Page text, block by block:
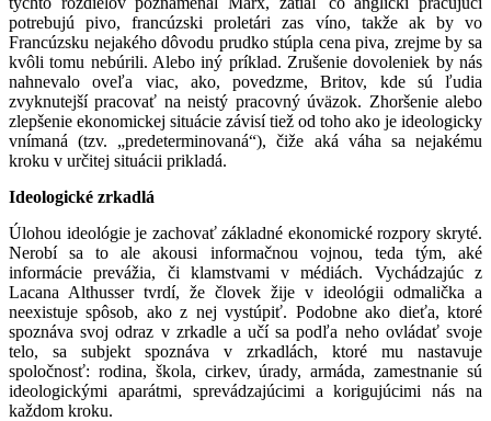
potrebujú pivo, francúzski proletári zas víno, takže ak by vo
Francúzsku nejakého dôvodu prudko stúpla cena piva, zrejme by sa
kvôli tomu nebúrili. Alebo iný príklad. Zrušenie dovoleniek by nás
nahnevalo oveľa viac, ako, povedzme, Britov, kde sú ľudia
zvyknutejší pracovať na neistý pracovný úväzok. Zhoršenie alebo
zlepšenie ekonomickej situácie závisí tiež od toho ako je ideologicky
vnímaná (tzv. „predeterminovaná“), čiže aká váha sa nejakému
kroku v určitej situácii prikladá.
Ideologické zrkadlá
Úlohou ideológie je zachovať základné ekonomické rozpory skryté.
Nerobí sa to ale akousi informačnou vojnou, teda tým, aké
informácie prevážia, či klamstvami v médiách. Vychádzajúc z
Lacana Althusser tvrdí, že človek žije v ideológii odmalička a
neexistuje spôsob, ako z nej vystúpiť. Podobne ako dieťa, ktoré
spoznáva svoj odraz v zrkadle a učí sa podľa neho ovládať svoje
telo, sa subjekt spoznáva v zrkadlách, ktoré mu nastavuje
spoločnosť: rodina, škola, cirkev, úrady, armáda, zamestnanie sú
ideologickými aparátmi, sprevádzajúcimi a korigujúcimi nás na
každom kroku.